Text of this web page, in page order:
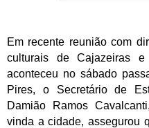
Em recente reunião com
culturais de Cajazeiras
aconteceu no sábado
Pires, o Secretário de
Damião Ramos
vinda a cidade, assegurou